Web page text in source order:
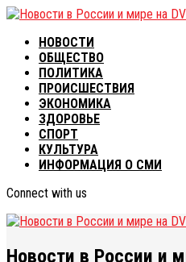
НОВОСТИ
ОБЩЕСТВО
ПОЛИТИКА
ПРОИСШЕСТВИЯ
ЭКОНОМИКА
ЗДОРОВЬЕ
СПОРТ
КУЛЬТУРА
ИНФОРМАЦИЯ О СМИ
Connect with us
Новости в России и